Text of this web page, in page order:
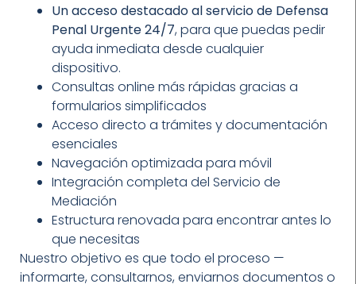
Un acceso destacado al servicio de Defensa
Penal Urgente 24/7, para que puedas pedir
ayuda inmediata desde cualquier
dispositivo.
Consultas online más rápidas gracias a
formularios simplificados
Acceso directo a trámites y documentación
esenciales
Navegación optimizada para móvil
Integración completa del Servicio de
Mediación
Estructura renovada para encontrar antes lo
que necesitas
Nuestro objetivo es que todo el proceso —
informarte, consultarnos, enviarnos documentos o